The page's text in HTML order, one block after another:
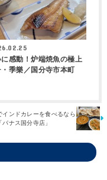
感動！炉端焼魚の極上
・季樂／国分寺市本町
インドカレーを食べるなら
パナス国分寺店」